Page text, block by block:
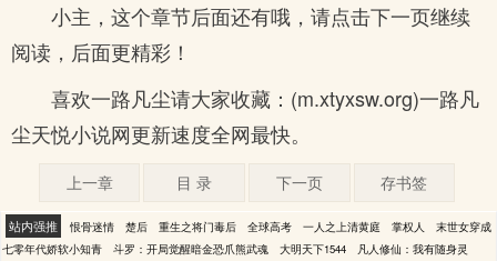
小主，这个章节后面还有哦，请点击下一页继续
阅读，后面更精彩！
喜欢一路凡尘请大家收藏：(m.xtyxsw.org)一路凡
尘天悦小说网更新速度全网最快。
上一章 目 录 下一页 存书签
站内强推 恨骨迷情 楚后 重生之将门毒后 全球高考 一人之上清黄庭 掌权人
末世女穿成
七零年代娇软小知青
斗罗：开局觉醒暗金恐爪熊武魂 大明天下1544
凡人修仙：我有随身灵